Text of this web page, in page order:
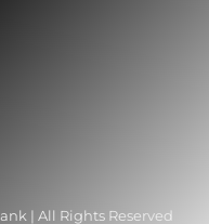
| All Rights Reserved